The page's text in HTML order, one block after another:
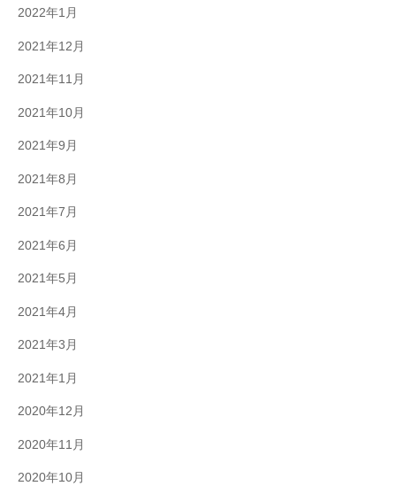
2022年1月
2021年12月
2021年11月
2021年10月
2021年9月
2021年8月
2021年7月
2021年6月
2021年5月
2021年4月
2021年3月
2021年1月
2020年12月
2020年11月
2020年10月